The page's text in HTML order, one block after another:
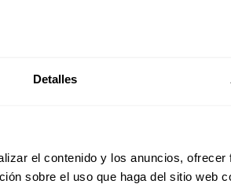
Detalles
el contenido y los anuncios,
sobre el uso que haga del sitio web